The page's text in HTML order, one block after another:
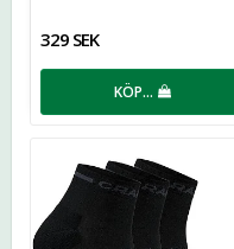
329 SEK
KÖP…